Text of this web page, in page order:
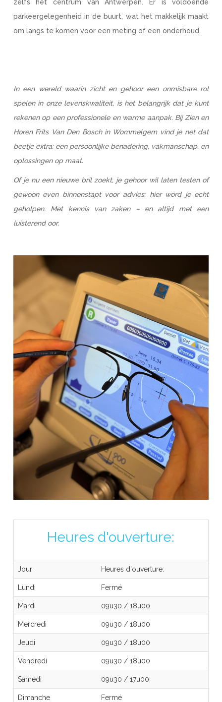
zelfs het centrum van Antwerpen. Er is voldoende
parkeergelegenheid in de buurt, wat het makkelijk maakt
om langs te komen voor een meting of een onderhoud.
In een wereld waarin zicht en gehoor een onmisbare rol
spelen in onze levenskwaliteit, is het belangrijk dat je kunt
rekenen op een professionele en warme aanpak. Bij Zien en
Horen Frits Van Den Bosch in Wommelgem vind je net dat
beetje extra: een persoonlijke benadering, vakmanschap, en
oplossingen op maat.
Of je nu een nieuwe bril zoekt, je gehoor wil laten testen of
gewoon even binnenstapt voor advies: hier word je echt
geholpen. Met kennis van zaken – en altijd met een
luisterend oor.
Heures d'ouverture:
Jour Heures d'ouverture:
Lundi Fermé
Mardi 09u30 /18u00
Mercredi 09u30 /18u00
Jeudi 09u30 /18u00
Vendredi 09u30 /18u00
Samedi 09u30 /17u00
Dimanche Fermé